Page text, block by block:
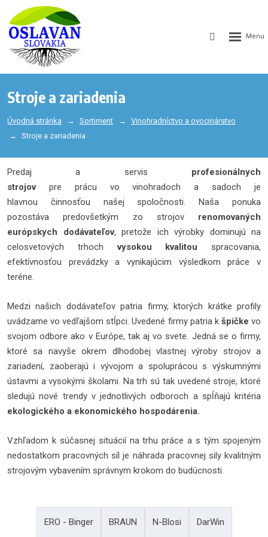
Stroje a zariadenia
Úvodná stránka Sortiment
Vinohradníctvo a ovocinárstvo
Stroje a zariadenia
Predaj a servis profesionálnych
strojovpre prácu vo vinohradoch a sadoch je
hlavnou činnosťou našej spoločnosti. Naša ponuka
pozostáva predovšetkým zo strojov renomovaných
európskych dodávateľov, pretože ich výrobky dominujú na
celosvetových trhochvysokou kvalitou spracovania,
efektívnosťou prevádzky a vynikajúcim výsledkom práce v
teréne.
Medzi našich dodávateľov patria firmy, ktorých krátke profily
uvádzame vo vedľajšom stĺpci. Uvedené firmy patria k špičke vo
svojom odbore ako v Európe, tak aj vo svete. Jedná se o firmy,
ktoré sa navyše okrem dlhodobej vlastnej výroby strojov a
zariadení, zaoberajú i vývojom a spoluprácou s výskumnými
ústavmi a vysokými školami. Na trh sú tak uvedené stroje, ktoré
sledujú nové trendy v jednotlivých odboroch a spĺňajú kritéria
ekologického a ekonomického hospodárenia.
Vzhľadom k súčasnej situácií na trhu práce a s tým spojeným
nedostatkom pracovných síl je náhrada pracovnej sily kvalitným
strojovým vybavením správnym krokom do budúcnosti.
ERO - Binger BRAUN N-Blosi DarWin